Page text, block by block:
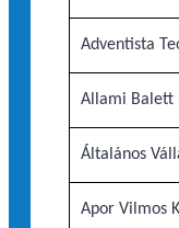
Adventista
Allami Balett
Általános
Apor Vilmos